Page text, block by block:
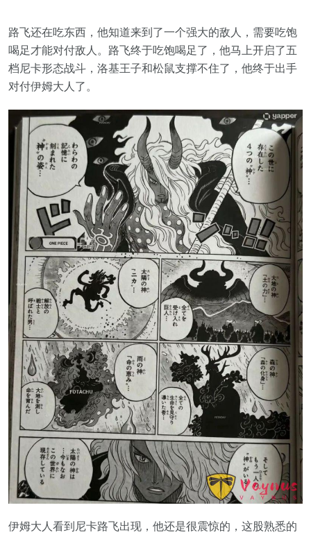
路飞还在吃东西，他知道来到了一个强大的敌人，需要吃饱
喝足才能对付敌人。路飞终于吃饱喝足了，他马上开启了五
档尼卡形态战斗，洛基王子和松鼠支撑不住了，他终于出手
对付伊姆大人了。
伊姆大人看到尼卡路飞出现，他还是很震惊的，这股熟悉的